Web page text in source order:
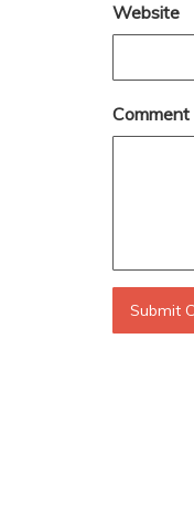
Website
Comment